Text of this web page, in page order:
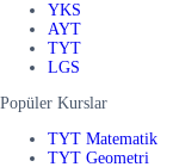
YKS
AYT
TYT
LGS
Popüler Kurslar
TYT Matematik
TYT Geometri